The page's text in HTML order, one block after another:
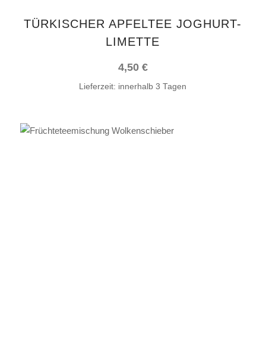
TÜRKISCHER APFELTEE JOGHURT-
LIMETTE
4,50 €
Lieferzeit: innerhalb 3 Tagen